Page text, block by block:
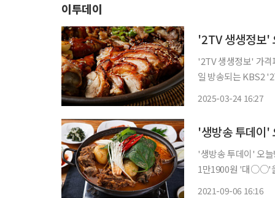
이투데이
'2TV 생생정보' 가
일 방송되는 KBS2
2025-03-24 16:27
'생방송 투데이' 오
1만1900원 '대○○'을 찾아간다. 6일 방송되는 SBS '생
2021-09-06 16:16